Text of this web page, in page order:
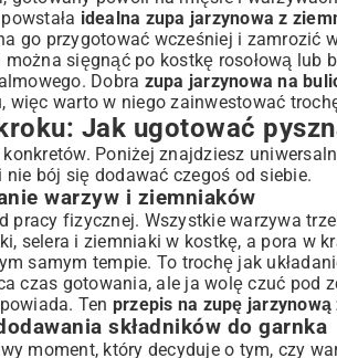
idealna zupa jarzynowa z
go przygotować wcześniej i zamrozić
sięgnąć po kostkę rosołową lub
Dobra zupa jarzynowa na
więc warto w niego zainwestować
Jak ugotować
Poniżej znajdziesz
nie bój się dodawać czegoś od siebie.
warzyw i ziemniaków
pracy fizycznej. Wszystkie warzywa
selera i ziemniaki w kostkę, a pora w
samym tempie. To trochę jak
czas gotowania, ale ja wolę czuć pod
Ten przepis na zupę
składników do garnka
moment, który decyduje o tym, czy